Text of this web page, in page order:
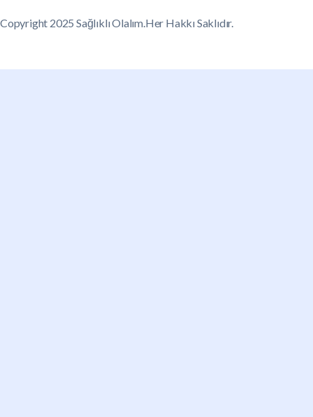
Copyright 2025 Sağlıklı Olalım.Her Hakkı Saklıdır.